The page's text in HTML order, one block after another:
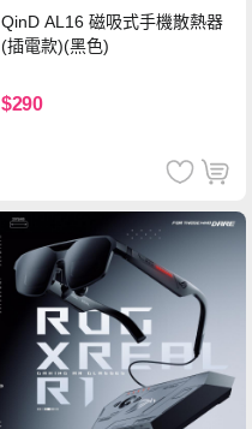
QinD AL16 磁吸式手機散熱器
(插電款)(黑色)
$290